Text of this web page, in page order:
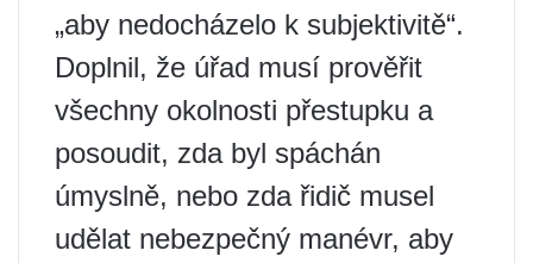
„aby nedocházelo k subjektivitě“.
Doplnil, že úřad musí prověřit
všechny okolnosti přestupku a
posoudit, zda byl spáchán
úmyslně, nebo zda řidič musel
udělat nebezpečný manévr, aby